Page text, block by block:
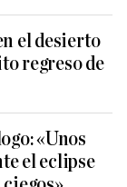
el desierto
regreso de
«Unos
el eclipse